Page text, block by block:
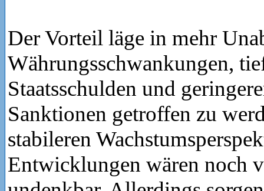
Der Vorteil läge in mehr
Währungsschwankungen,
Staatsschulden und
Sanktionen getroffen zu
stabileren
Entwicklungen wären noch